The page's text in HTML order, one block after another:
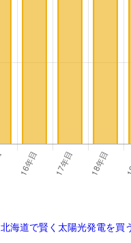
北海道で賢く太陽光発電を買